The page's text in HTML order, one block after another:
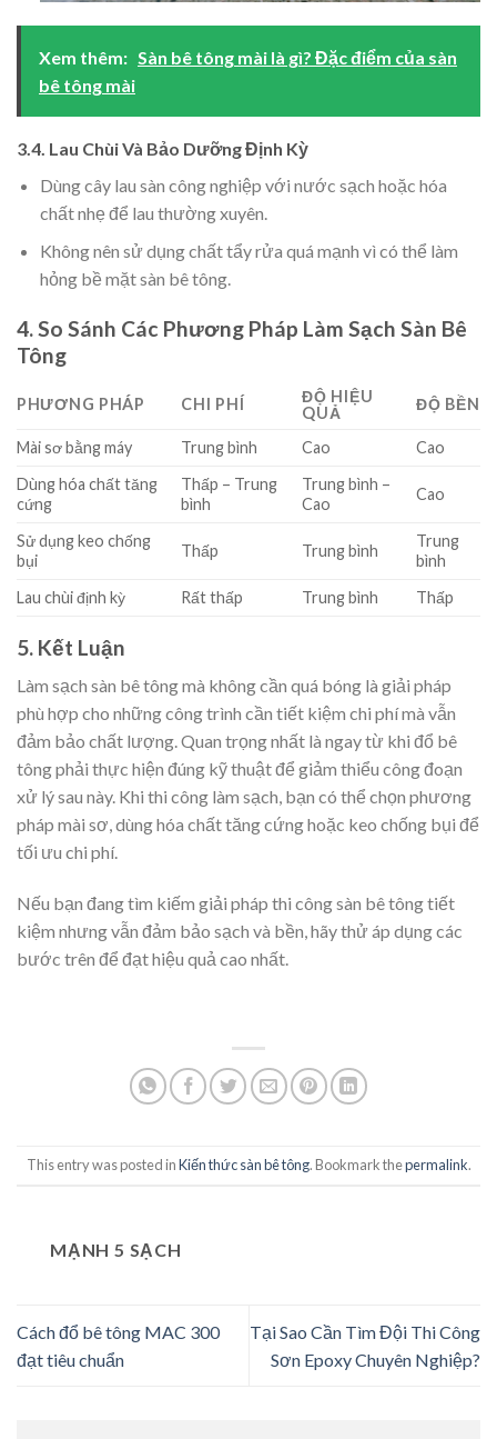
Xem thêm: Sàn bê tông mài là gì? Đặc điểm của sàn
bê tông mài
3.4. Lau Chùi Và Bảo Dưỡng Định Kỳ
Dùng cây lau sàn công nghiệp với nước sạch hoặc hóa
chất nhẹ để lau thường xuyên.
Không nên sử dụng chất tẩy rửa quá mạnh vì có thể làm
hỏng bề mặt sàn bê tông.
4. So Sánh Các Phương Pháp Làm Sạch Sàn Bê
Tông
PHƯƠNG PHÁP CHI PHÍ
ĐỘ HIỆU
QUẢ
ĐỘ BỀN
Mài sơ bằng máy Trung bình Cao
Cao
Dùng hóa chất tăng
cứng
Thấp – Trung
bình
Trung bình –
Cao
Cao
Sử dụng keo chống
bụi
Thấp Trung bình
Trung
bình
Lau chùi định kỳ
Rất thấp Trung bình Thấp
5. Kết Luận
Làm sạch sàn bê tông mà không cần quá bóng là giải pháp
phù hợp cho những công trình cần tiết kiệm chi phí mà vẫn
đảm bảo chất lượng. Quan trọng nhất là ngay từ khi đổ bê
tông phải thực hiện đúng kỹ thuật để giảm thiểu công đoạn
xử lý sau này. Khi thi công làm sạch, bạn có thể chọn phương
pháp mài sơ, dùng hóa chất tăng cứng hoặc keo chống bụi để
tối ưu chi phí.
Nếu bạn đang tìm kiếm giải pháp thi công sàn bê tông tiết
kiệm nhưng vẫn đảm bảo sạch và bền, hãy thử áp dụng các
bước trên để đạt hiệu quả cao nhất.
This entry was posted inKiến thức sàn bê tông. Bookmark thepermalink.
MẠNH 5 SẠCH
Cách đổ bê tông MAC 300
đạt tiêu chuẩn
Tại Sao Cần Tìm Đội Thi Công
Sơn Epoxy Chuyên Nghiệp?